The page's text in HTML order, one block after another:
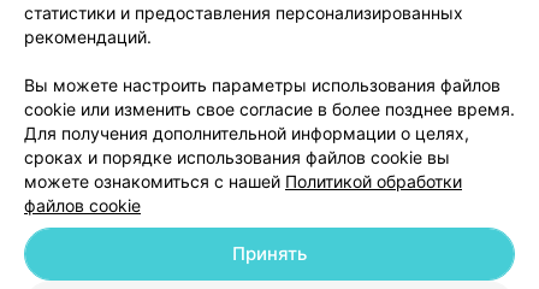
Написать руководителю 103.by
Персональные настройки cookie
Обработка персональных данных
© 2026 ООО «Артокс Лаб», УНП 191700409| 220012, Республика Беларусь,
статистики и предоставления персонализированных
рекомендаций.
Вы можете настроить параметры использования файлов
cookie или изменить свое согласие в более позднее время.
Для получения дополнительной информации о целях,
сроках и порядке использования файлов cookie вы
можете ознакомиться с нашей Политикой обработки
файлов cookie
Принять